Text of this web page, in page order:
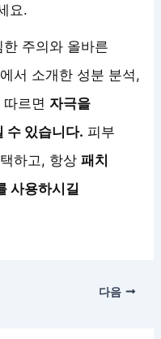
요.
주의와 올바른
서 소개한 성분 분석,
르면 자극을
수 있습니다. 피부
하고, 항상패치
사용하시길
다음